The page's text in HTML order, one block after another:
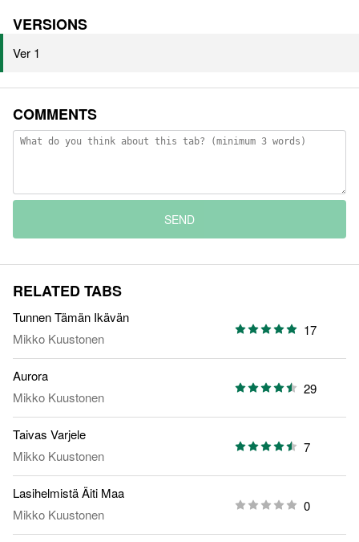
VERSIONS
Ver 1
COMMENTS
SEND
RELATED TABS
Tunnen Tämän Ikävän
Mikko Kuustonen
17
Aurora
Mikko Kuustonen
29
Taivas Varjele
Mikko Kuustonen
7
Lasihelmistä Äiti Maa
Mikko Kuustonen
0